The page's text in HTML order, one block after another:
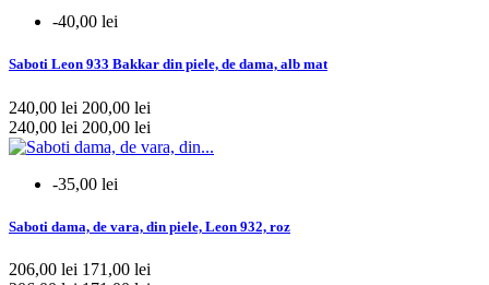
-40,00 lei
Saboti Leon 933 Bakkar din piele, de dama, alb mat
240,00 lei 200,00 lei
240,00 lei 200,00 lei
-35,00 lei
Saboti dama, de vara, din piele, Leon 932, roz
206,00 lei 171,00 lei